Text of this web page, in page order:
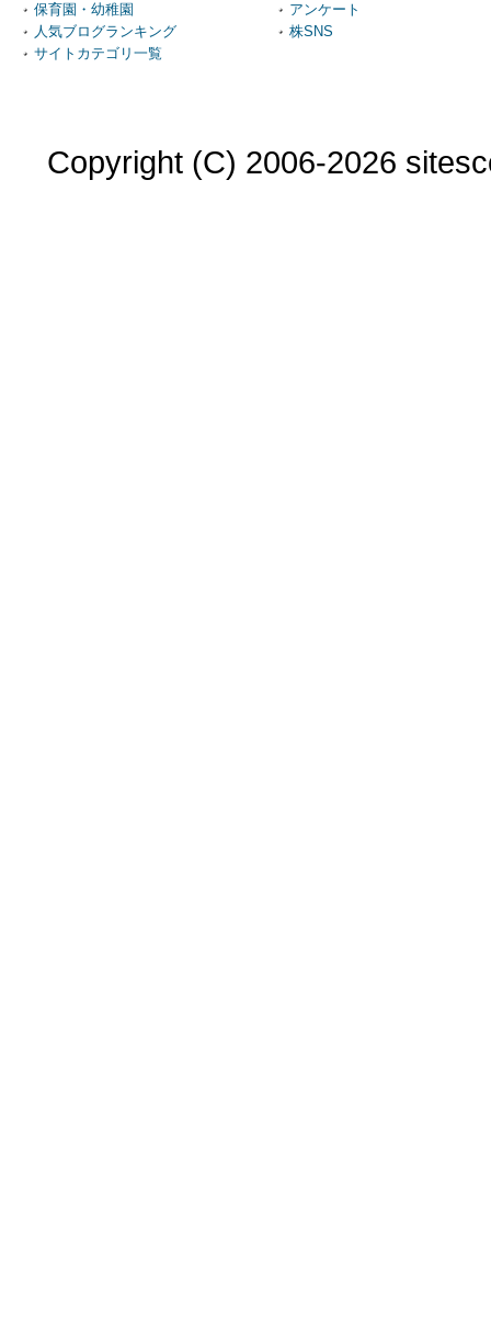
保育園・幼稚園
人気ブログランキング
サイトカテゴリ一覧
アンケート
株SNS
Copyright (C) 2006-2026